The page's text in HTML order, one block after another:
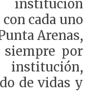
cada uno
Arenas,
por
de vidas y